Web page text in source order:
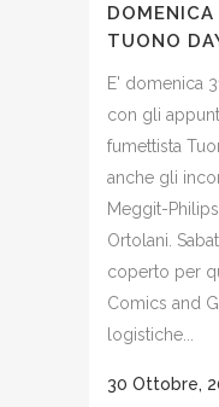
TUONO
E' domenica
con gli
fumettista
anche gli
Meggit-
Ortolani.
coperto per
Comics and
logistiche...
30 Ottobre,